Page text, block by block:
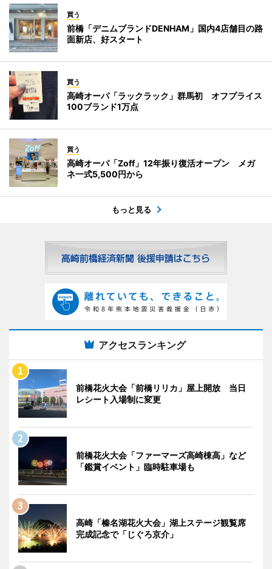
買う
前橋「デニムブランドDENHAM」国内4店舗目の路
面新店、好スタート
買う
高崎オーパ「ラックラック」群馬初 オフプライス
100ブランド1万点
買う
高崎オーパ「Zoff」12年振り復活オープン メガ
ネ一式5,500円から
もっと見る
アクセスランキング
前橋花火大会「前橋リリカ」屋上開放 当日
レシート入場制に変更
前橋花火大会「ファーマーズ高崎棟高」など
「鑑賞イベント」臨時駐車場も
高崎「榛名湖花火大会」湖上ステージ観覧席
完成記念で「じぐろ京介」